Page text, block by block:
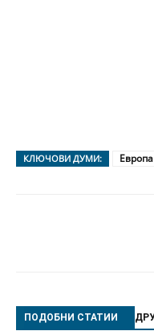
КЛЮЧОВИ ДУМИ: Европа
ПОДОБНИ СТАТИИ